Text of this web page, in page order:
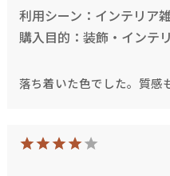
利用シーン：インテリア
購入目的：装飾・インテ
落ち着いた色でした。質感